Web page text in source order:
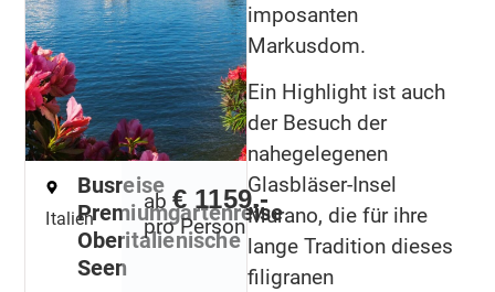
Italien
Busreise
Premiumgartenreise
Oberitalienische
Seen
ab € 1159,-
pro Person
imposanten
Markusdom.
Ein Highlight ist auch
der Besuch der
nahegelegenen
Glasbläser-Insel
Murano, die für ihre
lange Tradition dieses
filigranen